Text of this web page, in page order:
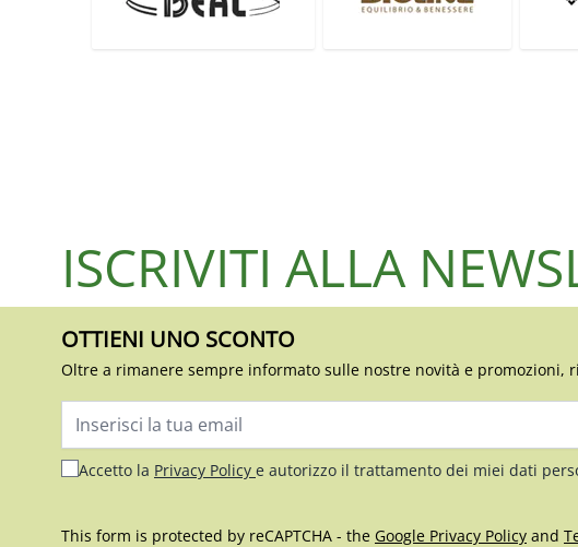
ISCRIVITI ALLA
OTTIENI UNO SCONTO
Oltre a rimanere sempre informato sulle nostre novità e
Indirizzo email
Accetto la Privacy Policy e autorizzo il trattamento dei miei dati
This form is protected by reCAPTCHA - the Google Privacy Policy and